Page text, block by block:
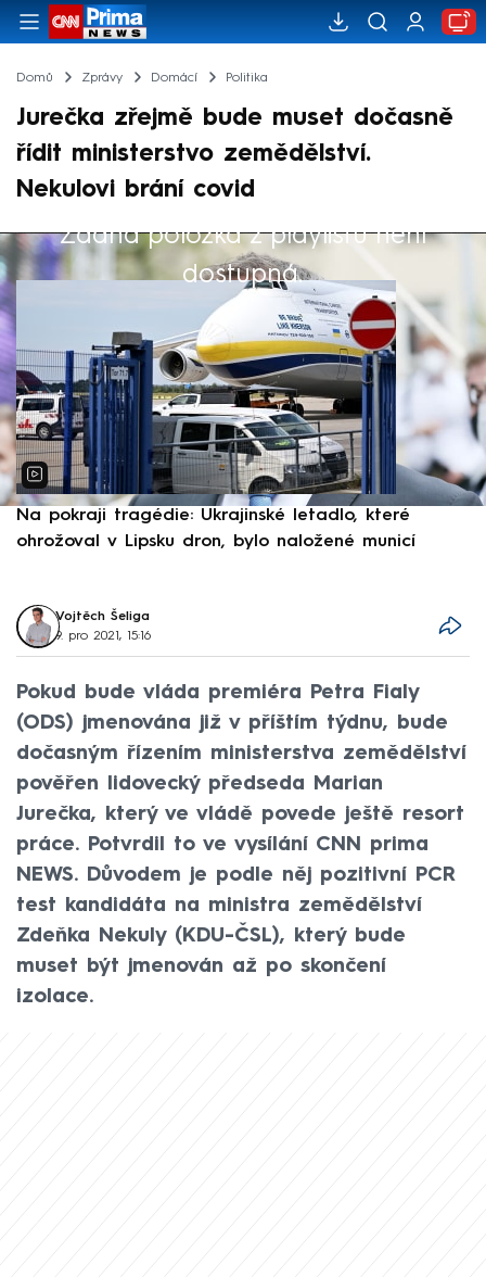
Domů Zprávy Domácí Politika
Jurečka zřejmě bude muset dočasně
řídit ministerstvo zemědělství.
Nekulovi brání covid
Žádná položka z playlistu není
dostupná.
Výběr redakce
Na pokraji tragédie: Ukrajinské letadlo, které
ohrožoval v Lipsku dron, bylo naložené municí
Vojtěch Šeliga
9. pro 2021, 15:16
Pokud bude vláda premiéra Petra Fialy
(ODS) jmenována již v příštím týdnu, bude
dočasným řízením ministerstva zemědělství
pověřen lidovecký předseda Marian
Jurečka, který ve vládě povede ještě resort
práce. Potvrdil to ve vysílání CNN prima
NEWS. Důvodem je podle něj pozitivní PCR
test kandidáta na ministra zemědělství
Zdeňka Nekuly (KDU-ČSL), který bude
muset být jmenován až po skončení
izolace.